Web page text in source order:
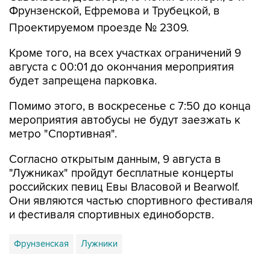
Кроме того, на всех участках ограничений 9
будет запрещена парковка.
Помимо этого, в воскресенье с 7:50 до конца
метро "Спортивная".
Согласно открытым данным, 9 августа в
российских певиц Евы Власовой и Bearwolf.
Они являются частью спортивного фестиваля
и фестиваля спортивных единоборств.
Фрунзенская Лужники